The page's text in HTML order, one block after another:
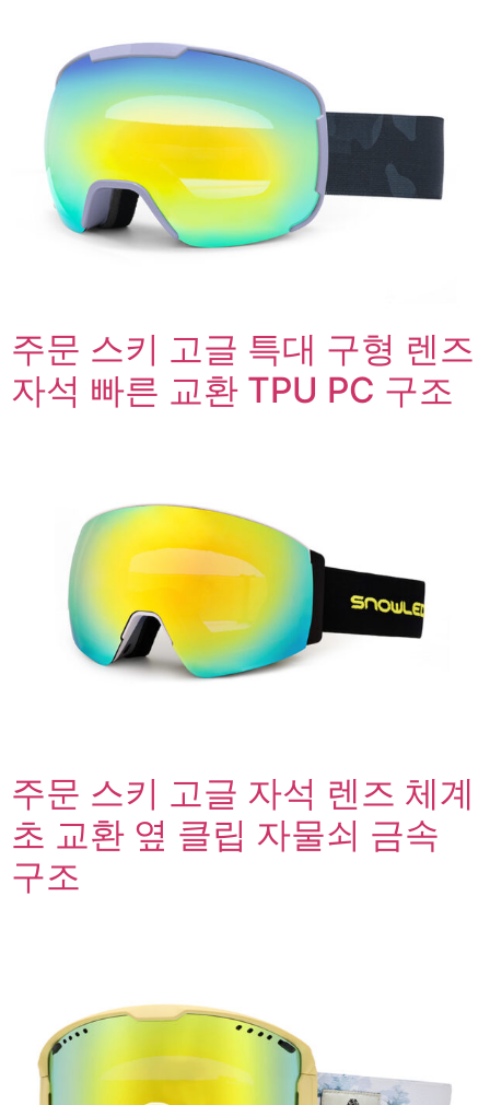
주문 스키 고글 특대 구형 렌즈
자석 빠른 교환 TPU PC 구조
주문 스키 고글 자석 렌즈 체계
초 교환 옆 클립 자물쇠 금속
구조